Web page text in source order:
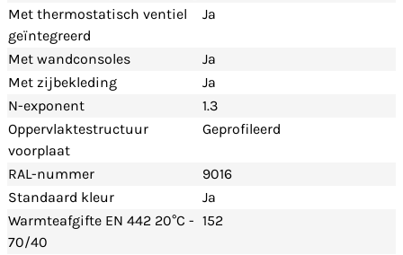
Met thermostatisch ventiel
geïntegreerd
Ja
Met wandconsoles
Ja
Met zijbekleding
Ja
N-exponent
1.3
Oppervlaktestructuur
voorplaat
Geprofileerd
RAL-nummer
9016
Standaard kleur
Ja
Warmteafgifte EN 442 20°C -
70/40
152